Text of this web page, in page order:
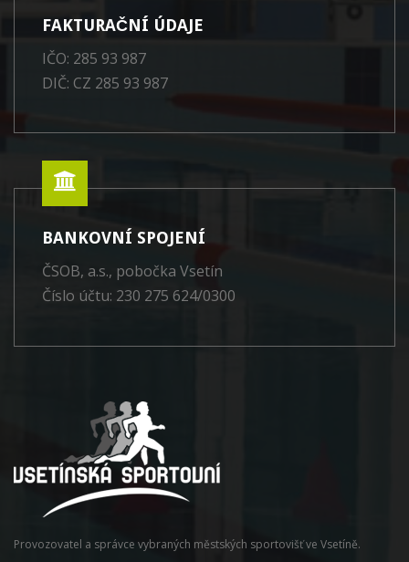
FAKTURAČNÍ ÚDAJE
IČO: 285 93 987
DIČ: CZ 285 93 987
BANKOVNÍ SPOJENÍ
ČSOB, a.s., pobočka Vsetín
Číslo účtu: 230 275 624/0300
Provozovatel a správce vybraných městských sportovišť ve Vsetíně.